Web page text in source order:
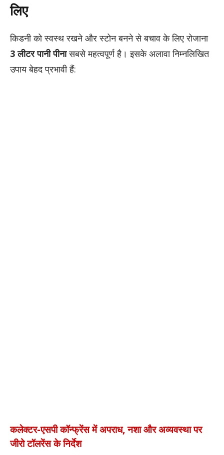
लिए
किडनी को स्वस्थ रखने और स्टोन बनने से बचाव के लिए रोजाना
3 लीटर पानी पीनासबसे महत्वपूर्ण है। इसके अलावा निम्नलिखित
उपाय बेहद प्रभावी हैं:
कलेक्टर-एसपी कॉन्फ्रेंस में अपराध, नशा और अव्यवस्था पर
जीरो टॉलरेंस के निर्देश